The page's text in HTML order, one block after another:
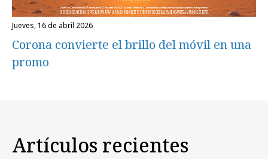
jueves, 16 de abril 2026
Corona convierte el brillo del móvil en una
promo
Artículos recientes